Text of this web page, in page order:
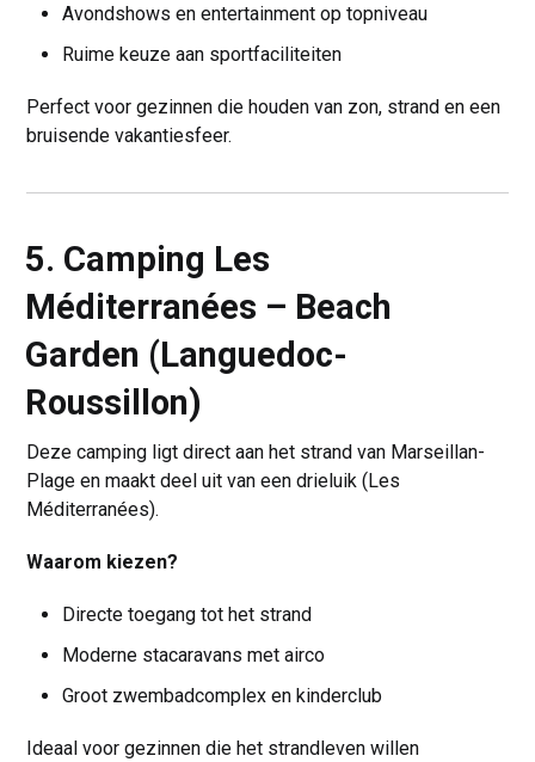
Avondshows en entertainment op topniveau
Ruime keuze aan sportfaciliteiten
Perfect voor gezinnen die houden van zon, strand en een
bruisende vakantiesfeer.
5. Camping Les
Méditerranées – Beach
Garden (Languedoc-
Roussillon)
Deze camping ligt direct aan het strand van Marseillan-
Plage en maakt deel uit van een drieluik (Les
Méditerranées).
Waarom kiezen?
Directe toegang tot het strand
Moderne stacaravans met airco
Groot zwembadcomplex en kinderclub
Ideaal voor gezinnen die het strandleven willen